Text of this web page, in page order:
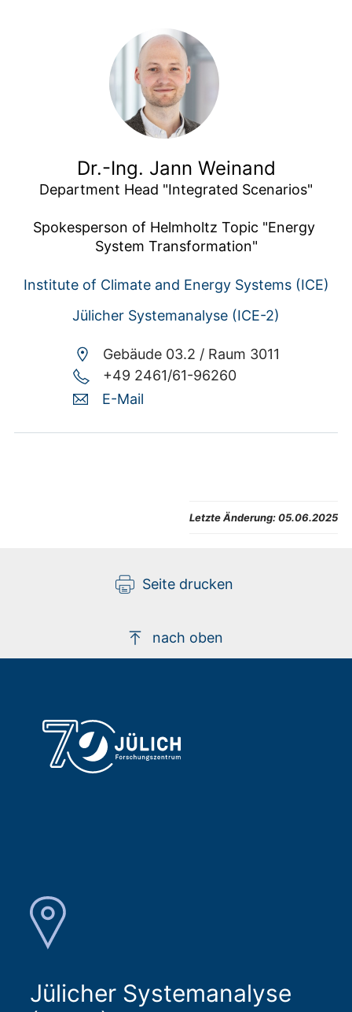
Dr.-Ing. Jann Weinand
Department Head "Integrated Scenarios"
Spokesperson of Helmholtz Topic "Energy
System Transformation"
Institute of Climate and Energy Systems (ICE)
Jülicher Systemanalyse (ICE-2)
Gebäude 03.2 / Raum 3011
+49 2461/61-96260
E-Mail
Letzte Änderung:05.06.2025
Seite drucken
nach oben
Jülicher Systemanalyse